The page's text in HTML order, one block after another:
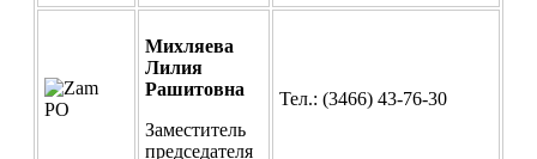
Михляева
Лилия
Рашитовна
Заместитель
председателя
Тел.: (3466) 43-76-30